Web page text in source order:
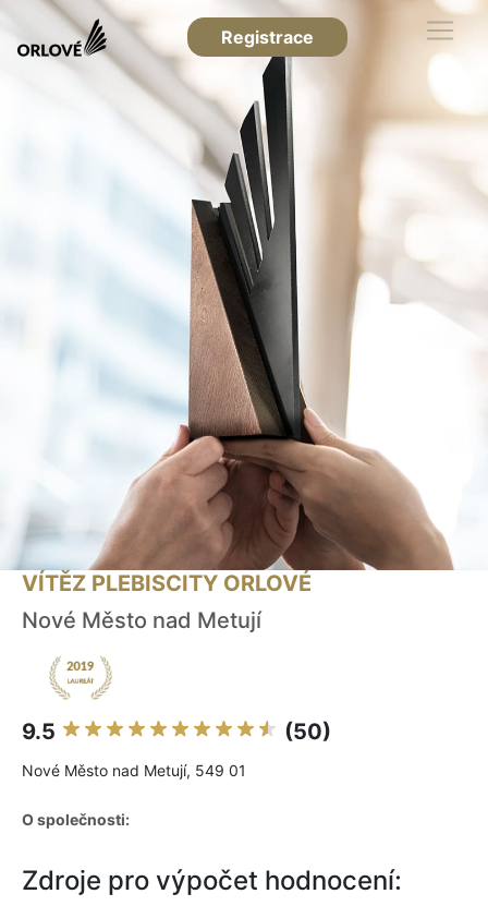
Registrace
VÍTĚZ PLEBISCITY ORLOVÉ
Nové Město nad Metují
9.5 (50)
Nové Město nad Metují, 549 01
O společnosti:
Zdroje pro výpočet hodnocení: